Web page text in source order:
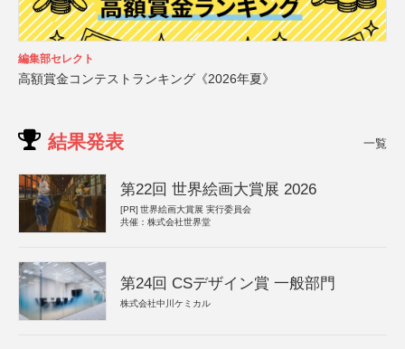
編集部セレクト
高額賞金コンテストランキング《2026年夏》
結果発表 一覧
第22回 世界絵画大賞展 2026
[PR] 世界絵画大賞展 実行委員会
共催：株式会社世界堂
第24回 CSデザイン賞 一般部門
株式会社中川ケミカル